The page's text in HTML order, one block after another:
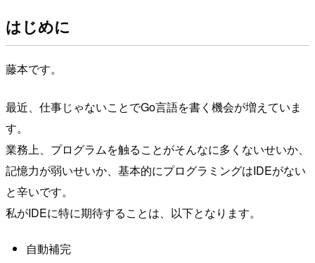
はじめに
藤本です。
最近、仕事じゃないことでGo言語を書く機会が増えていま
す。
業務上、プログラムを触ることがそんなに多くないせいか、
記憶力が弱いせいか、基本的にプログラミングはIDEがない
と辛いです。
私がIDEに特に期待することは、以下となります。
自動補完